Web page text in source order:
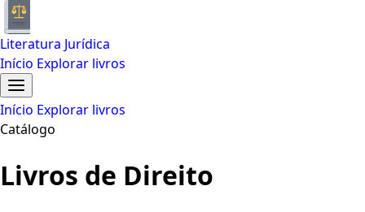
Literatura Jurídica
Início Explorar livros
Início Explorar livros
Catálogo
Livros de Direito